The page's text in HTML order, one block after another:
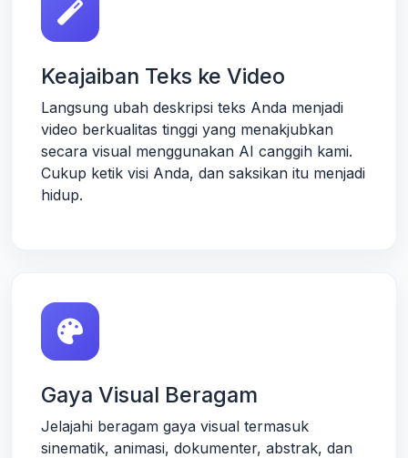
Keajaiban Teks ke Video
Langsung ubah deskripsi teks Anda menjadi
video berkualitas tinggi yang menakjubkan
secara visual menggunakan AI canggih kami.
Cukup ketik visi Anda, dan saksikan itu menjadi
hidup.
Gaya Visual Beragam
Jelajahi beragam gaya visual termasuk
sinematik, animasi, dokumenter, abstrak, dan